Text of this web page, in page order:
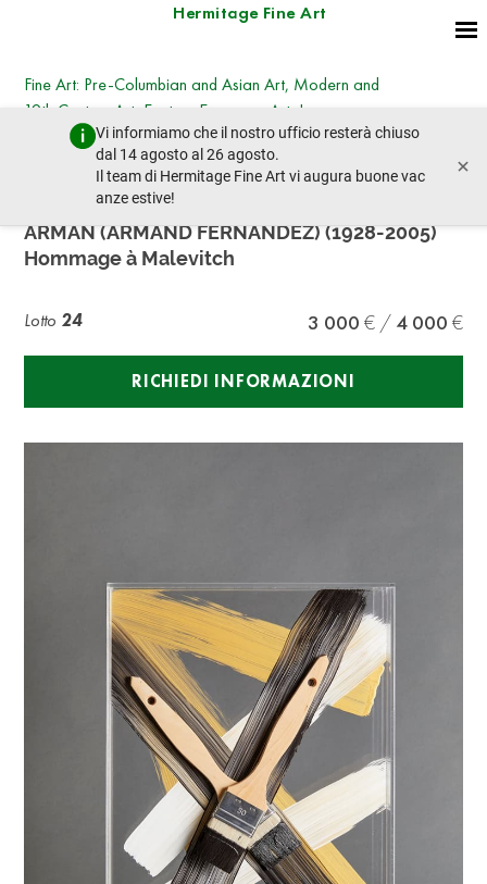
Hermitage Fine Art
Vi informiamo che il nostro ufficio resterà chiuso
dal 14 agosto al 26 agosto.
Il team di Hermitage Fine Art vi augura buone vac
anze estive!
×
Fine Art: Pre-Columbian and Asian Art, Modern and
19th Century Art, Eastern European Art, Icons
lunedì 28 ottobre 2024 - 14:30
lotto precedente lotto prossimo
ARMAN (ARMAND FERNANDEZ) (1928-2005)
Hommage à Malevitch
Lotto 24 3 000 4 000
RICHIEDI INFORMAZIONI